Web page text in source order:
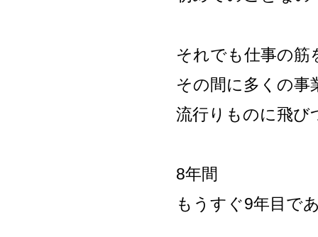
それでも仕事の筋
その間に多くの事
流行りものに飛び
8年間
もうすぐ9年目で